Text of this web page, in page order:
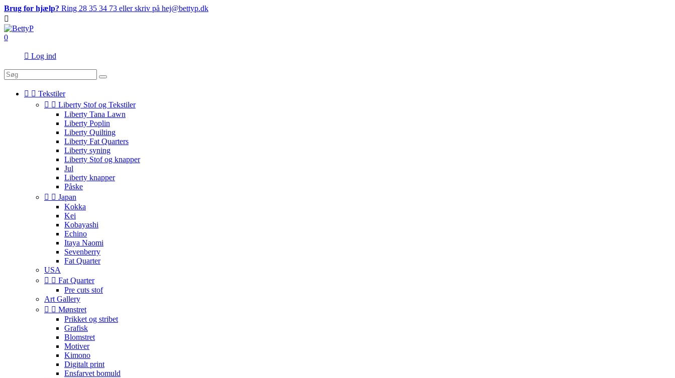
Brug for hjælp? Ring 28 35 34 73 eller skriv på hej@bettyp.dk

0
 Log ind
  Tekstiler
  Liberty Stof og Tekstiler
Liberty Tana Lawn
Liberty Poplin
Liberty Quilting
Liberty Fat Quarters
Liberty syning
Liberty Stof og knapper
Jul
Liberty knapper
Påske
  Japan
Kokka
Kei
Kobayashi
Echino
Itaya Naomi
Sevenberry
Fat Quarter
USA
  Fat Quarter
Pre cuts stof
Art Gallery
  Mønstret
Prikket og stribet
Grafisk
Blomstret
Motiver
Kimono
Digitalt print
Ensfarvet bomuld